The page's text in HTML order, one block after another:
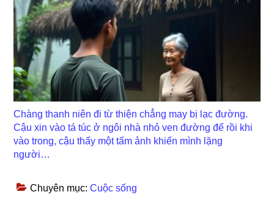
Chàng thanh niên đi từ thiện chẳng may bị lạc đường.
Cậu xin vào tá túc ở ngôi nhà nhỏ ven đường để rồi khi
vào trong, cậu thấy một tấm ảnh khiến mình lặng
người…
Chuyên mục:Cuộc sống